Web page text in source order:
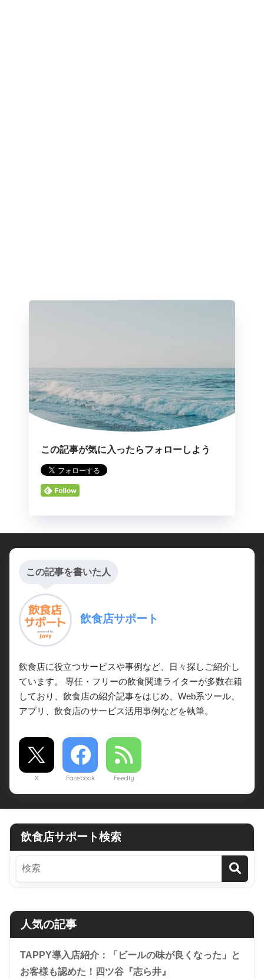
この記事が気に入ったらフォローしよう
この記事を書いた人
飲食店サポート
飲食店に役立つサービスや事例など、日々探しご紹介し
ています。 専任・フリーの飲食関連ライターが多数在籍
しており、飲食店の紹介記事をはじめ、Web系ツール、
アプリ、飲食店のサービス活用事例などを執筆。
X Facebook Feedly
飲食店サポート検索
人気の記事
TAPPY導入店紹介：「ビールの味が良くなった」と
お客様も認めた！四ツ谷『志ら井』